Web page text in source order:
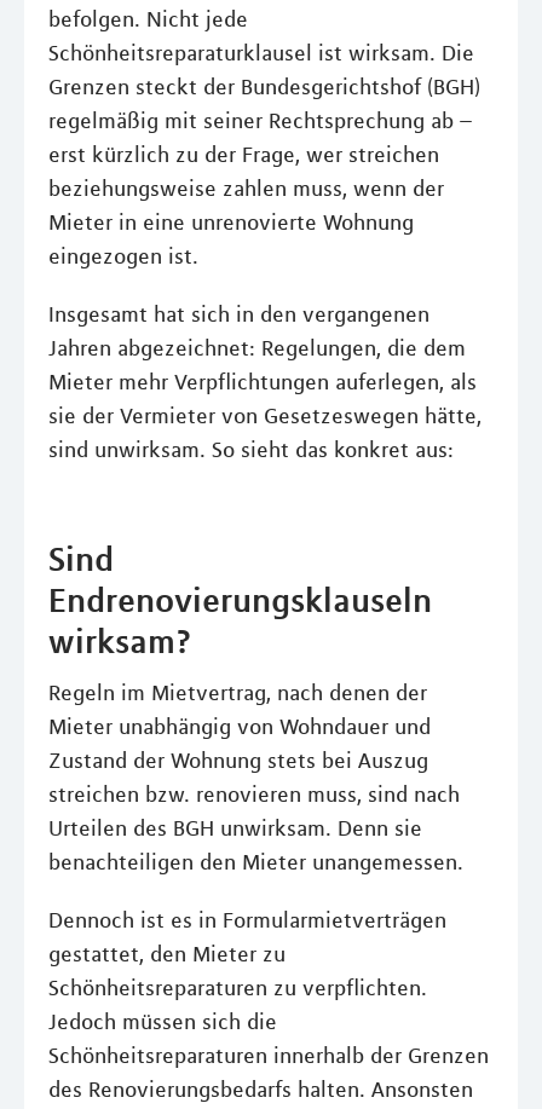
befolgen. Nicht jede
Schönheitsreparaturklausel ist wirksam. Die
Grenzen steckt der Bundesgerichtshof (BGH)
regelmäßig mit seiner Rechtsprechung ab –
erst kürzlich zu der Frage, wer streichen
beziehungsweise zahlen muss, wenn der
Mieter in eine unrenovierte Wohnung
eingezogen ist.
Insgesamt hat sich in den vergangenen
Jahren abgezeichnet: Regelungen, die dem
Mieter mehr Verpflichtungen auferlegen, als
sie der Vermieter von Gesetzeswegen hätte,
sind unwirksam. So sieht das konkret aus:
Sind
Endrenovierungsklauseln
wirksam?
Regeln im Mietvertrag, nach denen der
Mieter unabhängig von Wohndauer und
Zustand der Wohnung stets bei Auszug
streichen bzw. renovieren muss, sind nach
Urteilen des BGH unwirksam. Denn sie
benachteiligen den Mieter unangemessen.
Dennoch ist es in Formularmietverträgen
gestattet, den Mieter zu
Schönheitsreparaturen zu verpflichten.
Jedoch müssen sich die
Schönheitsreparaturen innerhalb der Grenzen
des Renovierungsbedarfs halten. Ansonsten